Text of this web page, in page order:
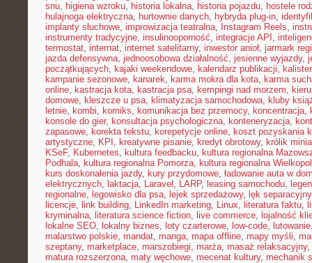
snu, higiena wzroku, historia lokalna, historia pojazdu, hostele
hulajnoga elektryczna, hurtownie danych, hybryda plug-in,
implanty słuchowe, improwizacja teatralna, Instagram Reels,
instrumenty tradycyjne, insulinooporność, integracje API ,
termostat, internat, internet satelitarny, inwestor anioł, jarmark
jazda defensywna, jednoosobowa działalność, jesienne wyjazdy,
początkujących, kajaki weekendowe, kalendarz publikacji,
kampanie sezonowe, kanarek, karma mokra dla kota, karma
online, kastracja kota, kastracja psa, kempingi nad morzem,
domowe, kleszcze u psa, klimatyzacja samochodowa, kluby
letnie, kombi, komiks, komunikacja bez przemocy, koncentracja,
konsole do gier, konsultacja psychologiczna, konteneryzacja,
zapasowe, korekta tekstu, korepetycje online, koszt pozyskania
artystyczne, KPI , kreatywne pisanie, kredyt obrotowy, królik
KSeF, Kubernetes, kultura feedbacku, kultura regionalna
Podhala, kultura regionalna Pomorza, kultura regionalna
kurs doskonalenia jazdy, kury przydomowe, ładowanie auta w
elektrycznych, laktacja, Laravel , LARP, leasing samochodu,
regionalne, legowisko dla psa, lejek sprzedażowy, lęk
licencje, link building, LinkedIn marketing, Linux, literatura faktu,
kryminalna, literatura science fiction, live commerce, lojalność
lokalne SEO, lokalny biznes, loty czarterowe, low-code, lutowanie
malarstwo polskie, mandat, manga, mapa offline, mapy myśli,
szeptany, marketplace, marszobiegi, marża, masaż relaksacyjny,
matura rozszerzona, maty węchowe, mecenat kultury, mechanik